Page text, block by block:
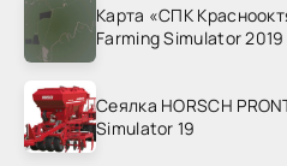
Карта «СПК
Farming Simulator 2019
Сеялка HORSCH
Simulator 19